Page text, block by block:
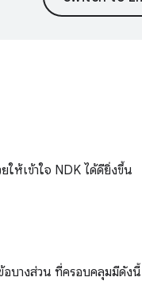
ห้เข้าใจ NDK ได้ดียิ่งขึ้น
อบางส่วน ที่ครอบคลุมมีดังนี้